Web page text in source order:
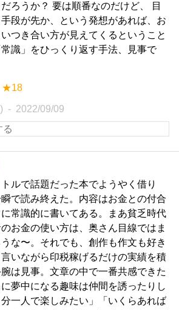
ろうか？ 要は順番なのだけど、 目
段が先か、という発想があれば、お
つき合い方が見えてくるということ
識」をひっくり返す手法、見事で
★18
2022/09/09
ルで話題だった本でようやく借り
で読み終えた。内容はお金との付合
常識的に書いてある。まあ貧乏時代
お金の使い方は、奥さん目線ではま
な〜。それでも、創作も作文も好き
いながら印税稼げるだけの実績を積
は見事。文章の中で一番共感できた
夢中になる趣味は仲間を誘ったりし
一人で楽しみたい」「いくらあれば